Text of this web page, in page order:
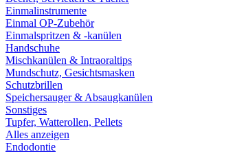
Einmalinstrumente
Einmal OP-Zubehör
Einmalspritzen & -kanülen
Handschuhe
Mischkanülen & Intraoraltips
Mundschutz, Gesichtsmasken
Schutzbrillen
Speichersauger & Absaugkanülen
Sonstiges
Tupfer, Watterollen, Pellets
Alles anzeigen
Endodontie